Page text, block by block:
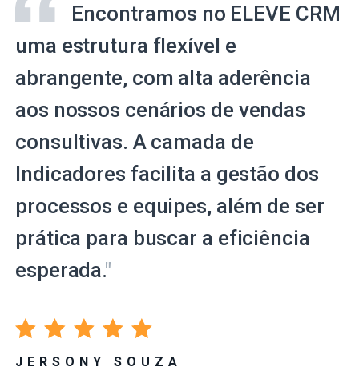
Encontramos no ELEVE CRM
uma estrutura flexível e
abrangente, com alta aderência
aos nossos cenários de vendas
consultivas. A camada de
Indicadores facilita a gestão dos
processos e equipes, além de ser
prática para buscar a eficiência
esperada."
JERSONY SOUZA